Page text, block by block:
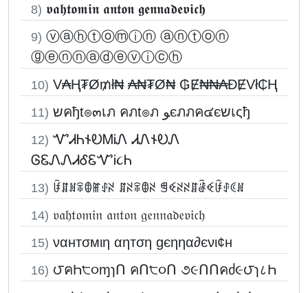
8) 𝖛𝖆𝖍𝖙𝖔𝖒𝖎𝖓 𝖆𝖓𝖙𝖔𝖓 𝖌𝖊𝖓𝖓𝖆𝖉𝖊𝖛𝖎𝖈𝖍
9) ⓥⓐⓗⓣⓞⓜⓘⓝ ⓐⓝⓣⓞⓝ
ⓖⓔⓝⓝⓐⓓⓔⓥⓘⓒⓗ
10) V₳Ⱨ₮Ø₥ł₦ ₳₦₮Ø₦ ₲Ɇ₦₦₳ĐɆVł₵Ⱨ
11) שคђt๏๓เภ คภt๏ภ ﻮєภภค๔єשเςђ
12) ᏉᏗᏂ𐐆ᎧᎷᎥᏁ ᏗᏁ𐐆ᎧᏁ
ᎶᏋᏁᏁᏗᎴᏋᏉᎥ૮Ꮒ
13) ꀰꁲꍩꋖꂦꂵꂑꋊ ꁲꋊꋖꂦꋊ ꁅꈼꋊꋊꁲꂠꈼꀰꂑꀯꍩ
14) 𝔳𝔞𝔥𝔱𝔬𝔪𝔦𝔫 𝔞𝔫𝔱𝔬𝔫 𝔤𝔢𝔫𝔫𝔞𝔡𝔢𝔳𝔦𝔠𝔥
15) ναнтσмιη αηтση gєηηα∂єνι¢н
16) ౮คҺ੮૦ɱɿՈ คՈ੮૦Ո ૭૯ՈՈคძ૯౮ɿ८Һ